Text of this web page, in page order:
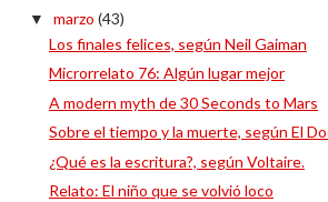
▼ marzo (43)
Los finales felices, según Neil Gaiman
Microrrelato 76: Algún lugar mejor
A modern myth de 30 Seconds to Mars
Sobre el tiempo y la muerte, según El
¿Qué es la escritura?, según Voltaire.
Relato: El niño que se volvió loco